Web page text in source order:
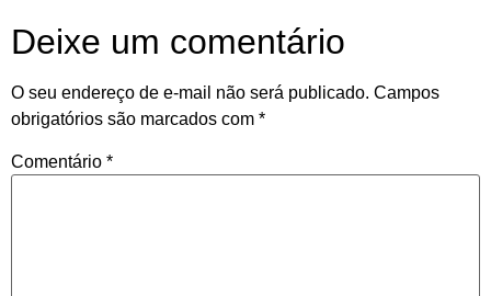
Deixe um comentário
O seu endereço de e-mail não será publicado. Campos
obrigatórios são marcados com *
Comentário *